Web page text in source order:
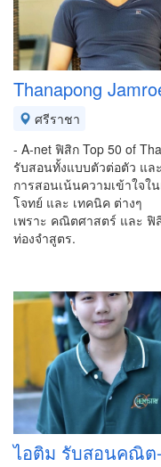
Thanapong
ศรีราชา
- A-net ฟิสิก Top 50 of
รับสอนทั้งแบบตัวต่อตัว แล
การสอนเน้นความเข้าใจใ
โจทย์ และ เทคนิค ต่างๆ
เพราะ คณิตศาสตร์ และ ฟิ
ท่องจำสูตร.
ไอติม รับสอนคณิต